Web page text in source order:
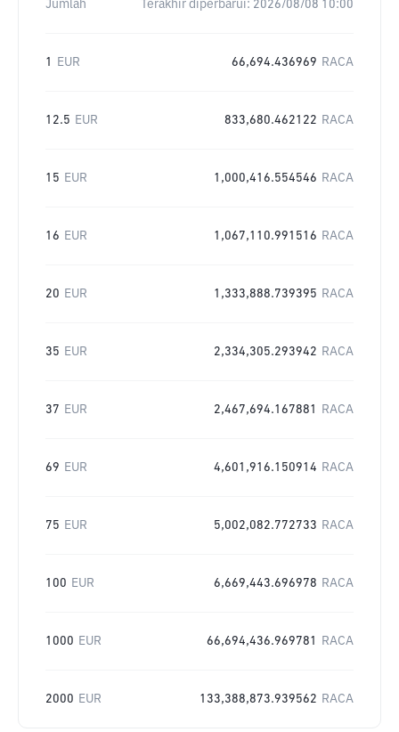
Jumlah Terakhir diperbarui: 2026/08/08 10:00
1 EUR 66,694.436969 RACA
12.5 EUR 833,680.462122 RACA
15 EUR 1,000,416.554546 RACA
16 EUR 1,067,110.991516 RACA
20 EUR 1,333,888.739395 RACA
35 EUR 2,334,305.293942 RACA
37 EUR 2,467,694.167881 RACA
69 EUR 4,601,916.150914 RACA
75 EUR 5,002,082.772733 RACA
100 EUR 6,669,443.696978 RACA
1000 EUR 66,694,436.969781 RACA
2000 EUR 133,388,873.939562 RACA